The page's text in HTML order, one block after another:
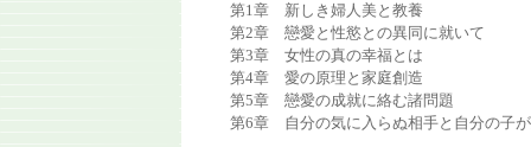
第1章 新しき婦人美と教養
第2章 戀愛と性慾との異同に就いて
第3章 女性の真の幸福とは
第4章 愛の原理と家庭創造
第5章 戀愛の成就に絡む諸問題
第6章 自分の気に入らぬ相手と自分の子が